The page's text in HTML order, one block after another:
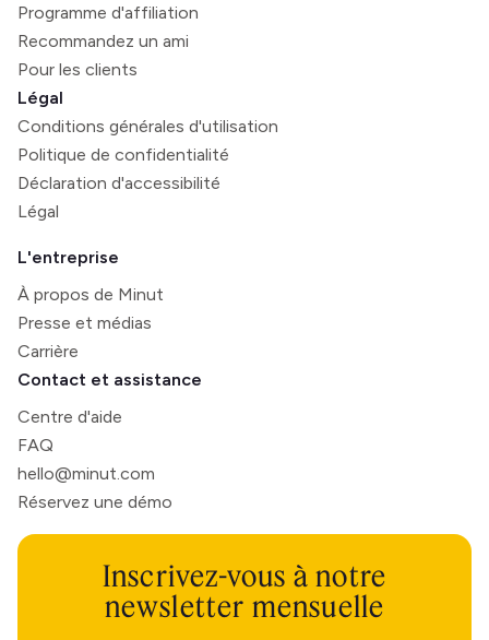
Programme d'affiliation
Recommandez un ami
Pour les clients
Légal
Conditions générales d'utilisation
Politique de confidentialité
Déclaration d'accessibilité
Légal
L'entreprise
À propos de Minut
Presse et médias
Carrière
Contact et assistance
Centre d'aide
FAQ
hello@minut.com
Réservez une démo
Inscrivez-vous à notre
newsletter mensuelle